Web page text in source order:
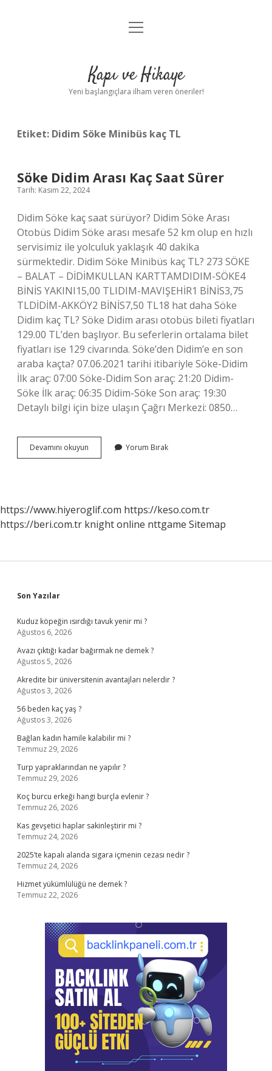
Anasayfa
Yasal Uyarı
menüyü
Kapı ve Hikaye
Yeni başlangıçlara ilham veren öneriler!
Etiket: Didim Söke Minibüs kaç TL
Söke Didim Arası Kaç Saat Sürer
Tarih: Kasım 22, 2024
Didim Söke kaç saat sürüyor? Didim Söke Arası
Otobüs Didim Söke arası mesafe 52 km olup en hızlı
servisimiz ile yolculuk yaklaşık 40 dakika
sürmektedir. Didim Söke Minibüs kaç TL? 273 SÖKE
– BALAT – DİDİMKULLAN KARTTAMDIDIM-SÖKE4
BİNİS YAKINI15,00 TLIDIM-MAVIŞEHİR1 BİNİS3,75
TLDİDİM-AKKÖY2 BİNİS7,50 TL18 hat daha Söke
Didim kaç TL? Söke Didim arası otobüs bileti fiyatları
129.00 TL’den başlıyor. Bu seferlerin ortalama bilet
fiyatları ise 129 civarında. Söke’den Didim’e en son
araba kaçta? 07.06.2021 tarihi itibariyle Söke-Didim
İlk araç: 07:00 Söke-Didim Son araç: 21:20 Didim-
Söke İlk araç: 06:35 Didim-Söke Son araç: 19:30
Detaylı bilgi için bize ulaşın Çağrı Merkezi: 0850…
Devamını okuyun
Didim
Yorum Bırak
https://www.hiyeroglif.com https://keso.com.tr
https://beri.com.tr knight online nttgame Sitemap
Sidebar
Son Yazılar
Kuduz köpeğin ısırdığı tavuk yenir mi ?
Ağustos 6, 2026
Avazı çıktığı kadar bağırmak ne demek ?
Ağustos 5, 2026
Akredite bir üniversitenin avantajları nelerdir ?
Ağustos 3, 2026
56 beden kaç yaş ?
Ağustos 3, 2026
Bağlan kadın hamile kalabilir mi ?
Temmuz 29, 2026
Turp yapraklarından ne yapılır ?
Temmuz 29, 2026
Koç burcu erkeği hangi burçla evlenir ?
Temmuz 26, 2026
Kas gevşetici haplar sakinleştirir mi ?
Temmuz 24, 2026
2025’te kapalı alanda sigara içmenin cezası nedir ?
Temmuz 24, 2026
Hizmet yükümlülüğü ne demek ?
Temmuz 22, 2026